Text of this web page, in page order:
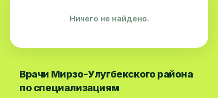
Ничего не найдено.
Врачи Мирзо-Улугбекского района
по специализациям